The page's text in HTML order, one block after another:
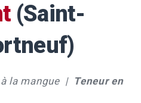
(Saint-
la mangue | Teneur en